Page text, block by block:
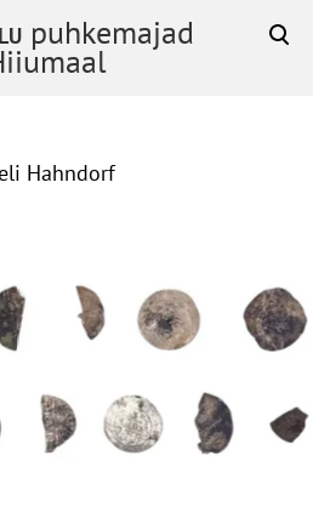
puhkemajad
View cart
Hahndorf